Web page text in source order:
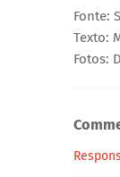
Fonte:
Texto:
Fotos: